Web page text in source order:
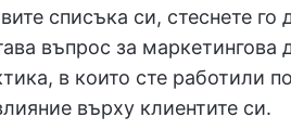
списъка си, стеснете
въпрос за маркетингова
в които сте работили
върху клиентите си.